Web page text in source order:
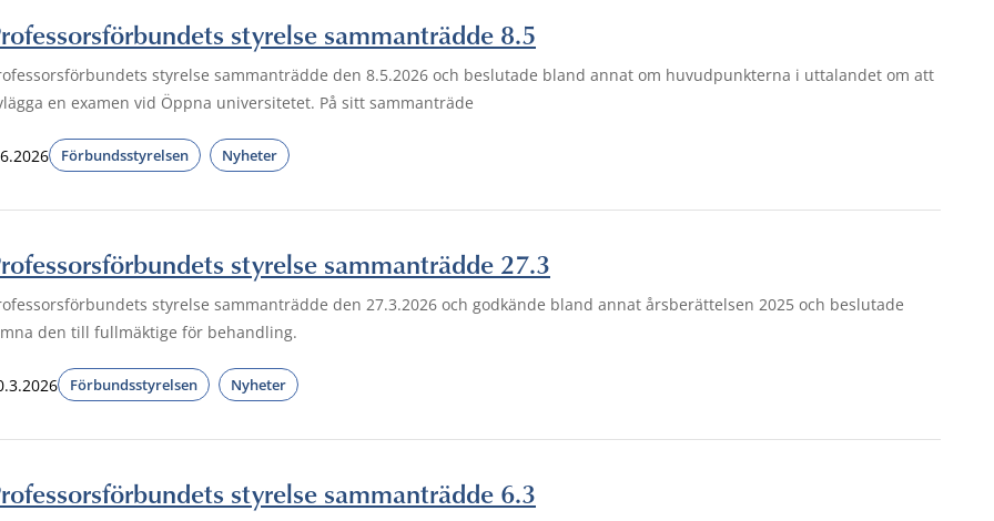
styrelse sammanträdde 8.5
styrelse sammanträdde den 8.5.2026 och beslutade bland annat om huvudpunkterna i uttalandet om att
en examen vid Öppna universitetet. På sitt sammanträde
Förbundsstyrelsen Nyheter
styrelse sammanträdde 27.3
styrelse sammanträdde den 27.3.2026 och godkände bland annat årsberättelsen 2025 och beslutade
den till fullmäktige för behandling.
Förbundsstyrelsen Nyheter
styrelse sammanträdde 6.3